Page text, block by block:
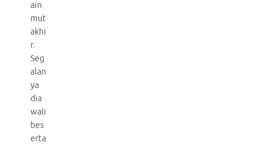
ain
mut
akhi
r.
Seg
alan
ya
dia
wali
bes
erta